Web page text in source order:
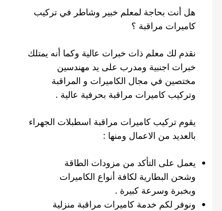
هل أنت بحاجة لمعلم خبير وشاطر في تركيب
كاميرات مراقبة ؟
نقدم لك معلم ذات خبرات عالية وكما أنه يمتلك
خبرات اجنبية ومدرب على يد مهندسين
مختصين في مجال الكاميرات و المراقبة
وتركيب كاميرات مراقبة بحرفية عالية .
يقوم تركيب كاميرات مراقبة اسطبلات الجهراء
بالعديد من الاعمال ومنها :
يعمل على التأكد من مزودات الطاقة
وشحن البطارية لكافة أنواع الكاميرات
وبخبرة وسرعة كبيرة .
ونوفر لكم خدمة كاميرات مراقبة منزلية